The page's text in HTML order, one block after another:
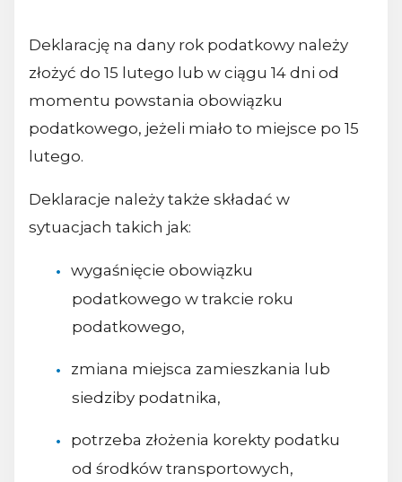
Deklarację na dany rok podatkowy należy
złożyć do 15 lutego lub w ciągu 14 dni od
momentu powstania obowiązku
podatkowego, jeżeli miało to miejsce po 15
lutego.
Deklaracje należy także składać w
sytuacjach takich jak:
wygaśnięcie obowiązku
podatkowego w trakcie roku
podatkowego,
zmiana miejsca zamieszkania lub
siedziby podatnika,
potrzeba złożenia korekty podatku
od środków transportowych,